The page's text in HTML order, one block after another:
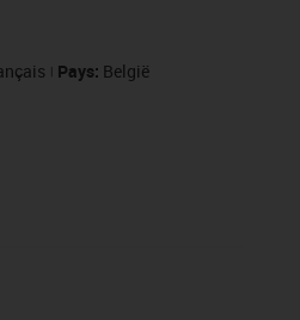
Pays: België